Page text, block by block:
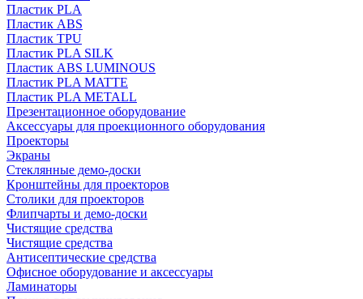
Пластик PLA
Пластик ABS
Пластик TPU
Пластик PLA SILK
Пластик ABS LUMINOUS
Пластик PLA MATTE
Пластик PLA METALL
Презентационное оборудование
Аксессуары для проекционного оборудования
Проекторы
Экраны
Стеклянные демо-доски
Кронштейны для проекторов
Столики для проекторов
Флипчарты и демо-доски
Чистящие средства
Чистящие средства
Антисептические средства
Офисное оборудование и аксессуары
Ламинаторы